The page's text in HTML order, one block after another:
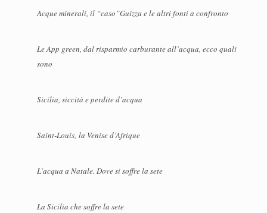
Acque minerali, il “caso”Guizza e le altri fonti a confronto
Le App green, dal risparmio carburante all’acqua, ecco quali
sono
Sicilia, siccità e perdite d’acqua
Saint-Louis, la Venise d’Afrique
L’acqua a Natale. Dove si soffre la sete
La Sicilia che soffre la sete